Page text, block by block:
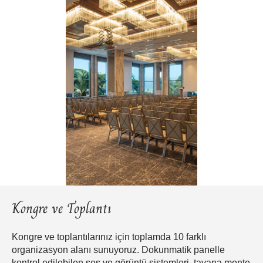
Kongre ve Toplantı
Kongre ve toplantılarınız için toplamda 10 farklı
organizasyon alanı sunuyoruz. Dokunmatik panelle